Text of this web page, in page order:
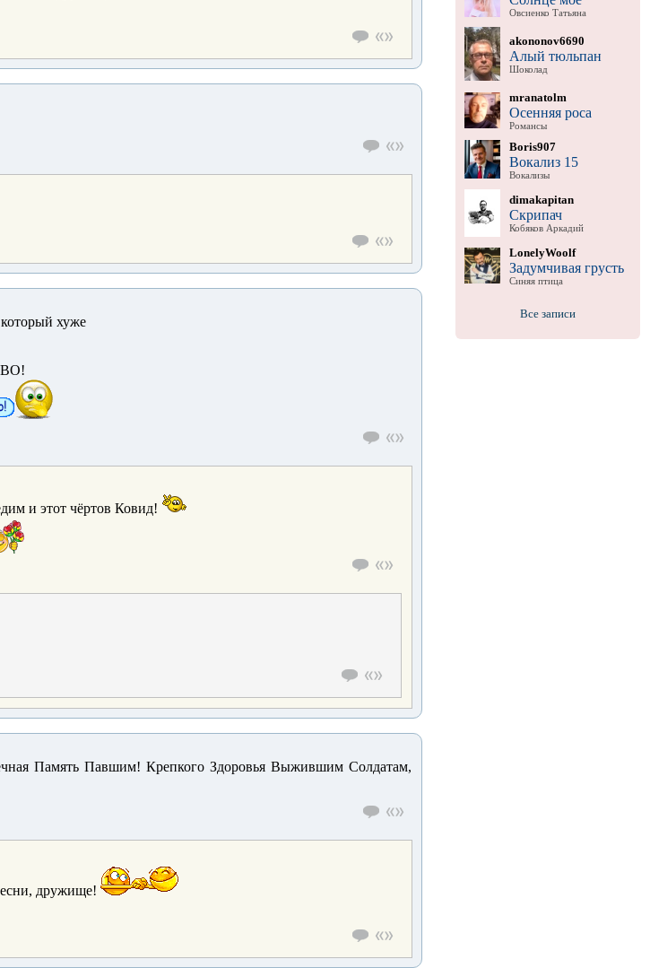
хуже
и этот чёртов Ковид!
Память Павшим! Крепкого Здоровья Выжившим Солдатам,
дружище!
Овсиенко Татьяна
akononov6690
Алый тюльпан
Шоколад
mranatolm
Осенняя роса
Романсы
Boris907
Вокализ 15
Вокализы
dimakapitan
Скрипач
Кобяков Аркадий
LonelyWoolf
Задумчивая грусть
Синяя птица
Все записи